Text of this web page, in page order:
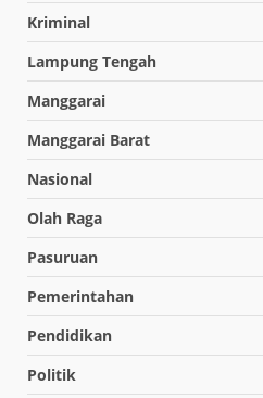
Kriminal
Lampung Tengah
Manggarai
Manggarai Barat
Nasional
Olah Raga
Pasuruan
Pemerintahan
Pendidikan
Politik